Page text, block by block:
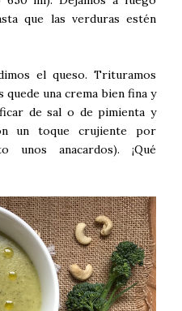
que las verduras estén
el queso. Trituramos
una crema bien fina y
de sal o de pimienta y
un toque crujiente por
anacardos). ¡Qué